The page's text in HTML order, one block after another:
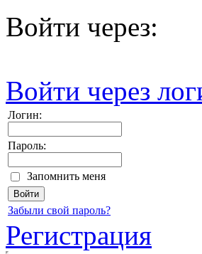
Войти через:
Войти через
Логин:
Пароль:
Запомнить меня
Забыли свой пароль?
Регистрация